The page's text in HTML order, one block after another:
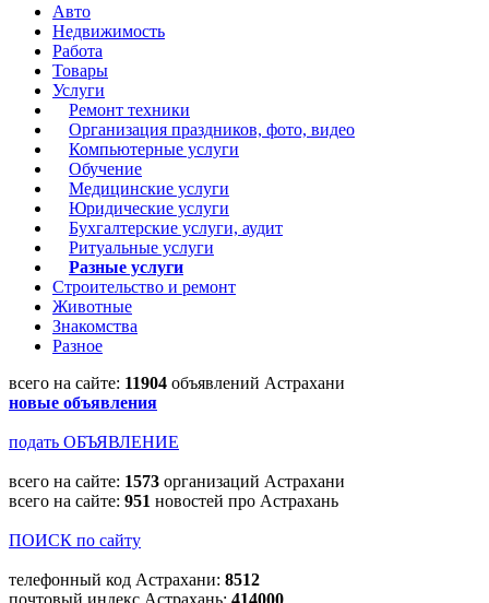
Авто
Недвижимость
Работа
Товары
Услуги
Ремонт техники
Организация праздников, фото, видео
Компьютерные услуги
Обучение
Медицинские услуги
Юридические услуги
Бухгалтерские услуги, аудит
Ритуальные услуги
Разные услуги
Строительство и ремонт
Животные
Знакомства
Разное
всего на сайте: 11904 объявлений Астрахани
новые объявления
подать ОБЪЯВЛЕНИЕ
всего на сайте: 1573 организаций Астрахани
всего на сайте: 951 новостей про Астрахань
ПОИСК по сайту
телефонный код Астрахани: 8512
почтовый индекс Астрахань: 414000